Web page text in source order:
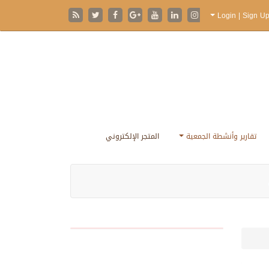
تقارير وأنشطة الجمعية المتجر الإلكتروني